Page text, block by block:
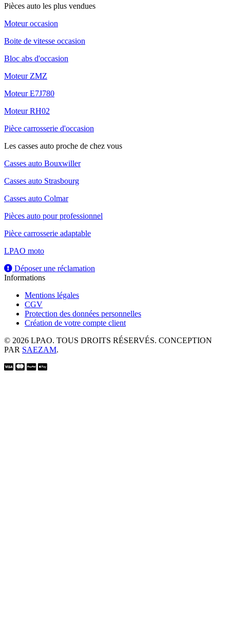
Pièces auto les plus vendues
Moteur occasion
Boite de vitesse occasion
Bloc abs d'occasion
Moteur ZMZ
Moteur E7J780
Moteur RH02
Pièce carrosserie d'occasion
Les casses auto proche de chez vous
Casses auto Bouxwiller
Casses auto Strasbourg
Casses auto Colmar
Pièces auto pour professionnel
Pièce carrosserie adaptable
LPAO moto
Déposer une réclamation
Informations
Mentions légales
CGV
Protection des données personnelles
Création de votre compte client
© 2026 LPAO. TOUS DROITS RÉSERVÉS. CONCEPTION
PAR SAEZAM.